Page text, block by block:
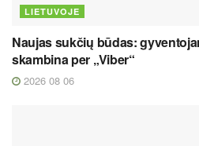
LIETUVOJE
Naujas sukčių būdas:
skambina per „Viber“
2026 08 06